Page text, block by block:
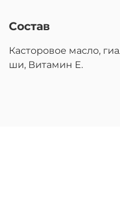
Состав
Касторовое масло,
ши, Витамин Е.